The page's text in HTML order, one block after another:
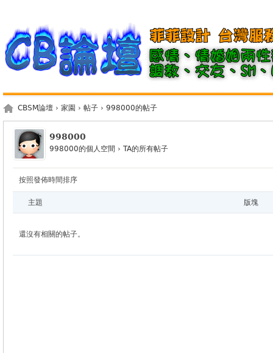
CBSM論壇 › 家園 › 帖子 › 998000的帖子
998000
998000的個人空間 › TA的所有帖子
按照發佈時間排序
主題 版塊
還沒有相關的帖子。